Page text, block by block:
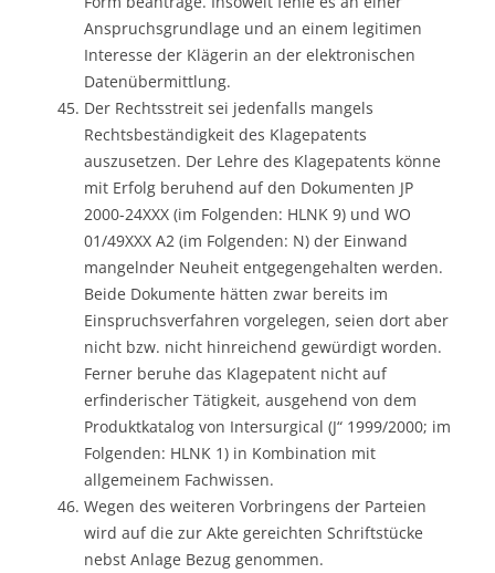
Anspruchsgrundlage und an einem legitimen
Interesse der Klägerin an der elektronischen
Datenübermittlung.
Der Rechtsstreit sei jedenfalls mangels
Rechtsbeständigkeit des Klagepatents
auszusetzen. Der Lehre des Klagepatents könne
mit Erfolg beruhend auf den Dokumenten JP
2000-24XXX (im Folgenden: HLNK 9) und WO
01/49XXX A2 (im Folgenden: N) der Einwand
mangelnder Neuheit entgegengehalten werden.
Beide Dokumente hätten zwar bereits im
Einspruchsverfahren vorgelegen, seien dort aber
nicht bzw. nicht hinreichend gewürdigt worden.
Ferner beruhe das Klagepatent nicht auf
erfinderischer Tätigkeit, ausgehend von dem
Produktkatalog von Intersurgical (J“ 1999/2000; im
Folgenden: HLNK 1) in Kombination mit
allgemeinem Fachwissen.
Wegen des weiteren Vorbringens der Parteien
wird auf die zur Akte gereichten Schriftstücke
nebst Anlage Bezug genommen.